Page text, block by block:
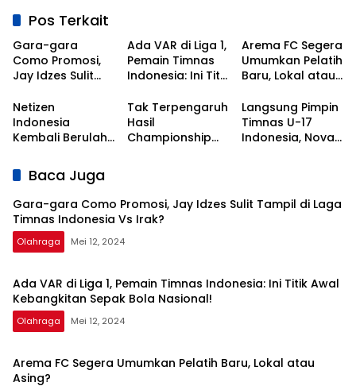
Pos Terkait
Gara-gara
Como Promosi,
Jay Idzes Sulit
Timnas
Indonesia Vs
Irak?
Ada VAR di Liga 1,
Pemain Timnas
Indonesia: Ini Titik
Kebangkitan
Sepak Bola
Nasional!
Arema FC Segera
Umumkan Pelatih
Baru, Lokal atau
Netizen
Indonesia
Kembali Berulah,
Asal Korea
Selatan
Tak Terpengaruh
Hasil
Championship
Kontrak Bojan
Hodak
Langsung Pimpin
Timnas U-17
Indonesia, Nova
yong
Baca Juga
Gara-gara Como Promosi, Jay Idzes Sulit Tampil di Laga
Timnas Indonesia Vs Irak?
Olahraga Mei 12, 2024
Ada VAR di Liga 1, Pemain Timnas Indonesia: Ini Titik Awal
Kebangkitan Sepak Bola Nasional!
Olahraga Mei 12, 2024
Arema FC Segera Umumkan Pelatih Baru, Lokal atau
Asing?